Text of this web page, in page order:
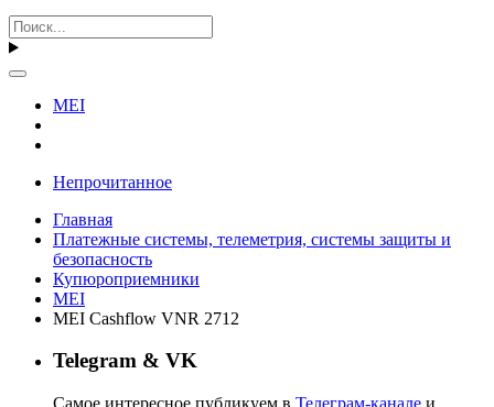
MEI
Непрочитанное
Главная
Платежные системы, телеметрия, системы защиты и
безопасность
Купюроприемники
MEI
MEI Cashflow VNR 2712
Telegram & VK
Самое интересное публикуем в Телеграм-канале и